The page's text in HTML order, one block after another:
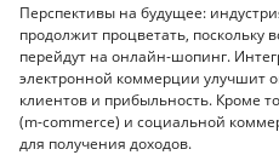
Перспективы на будущее:
продолжит процветать, поскольку
перейдут на онлайн-шопинг.
электронной коммерции улучшит
клиентов и прибыльность. Кроме
(m-commerce) и социальной
для получения доходов.